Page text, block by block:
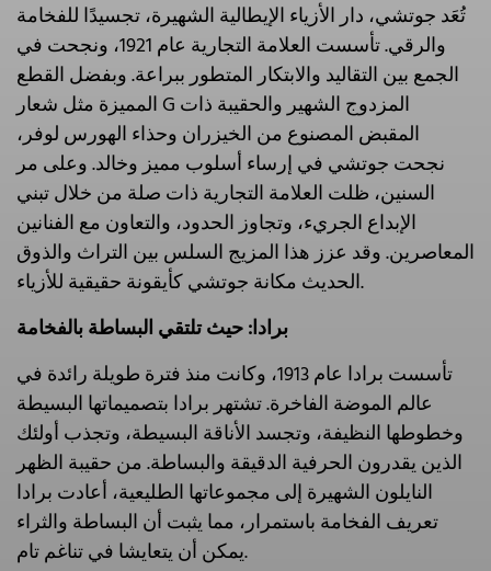
تُعَد جوتشي، دار الأزياء الإيطالية الشهيرة، تجسيدًا للفخامة
والرقي. تأسست العلامة التجارية عام 1921، ونجحت في
الجمع بين التقاليد والابتكار المتطور ببراعة. وبفضل القطع
المميزة مثل شعار G المزدوج الشهير والحقيبة ذات
المقبض المصنوع من الخيزران وحذاء الهورس لوفر،
نجحت جوتشي في إرساء أسلوب مميز وخالد. وعلى مر
السنين، ظلت العلامة التجارية ذات صلة من خلال تبني
الإبداع الجريء، وتجاوز الحدود، والتعاون مع الفنانين
المعاصرين. وقد عزز هذا المزيج السلس بين التراث والذوق
الحديث مكانة جوتشي كأيقونة حقيقية للأزياء.
برادا: حيث تلتقي البساطة بالفخامة
تأسست برادا عام 1913، وكانت منذ فترة طويلة رائدة في
عالم الموضة الفاخرة. تشتهر برادا بتصميماتها البسيطة
وخطوطها النظيفة، وتجسد الأناقة البسيطة، وتجذب أولئك
الذين يقدرون الحرفية الدقيقة والبساطة. من حقيبة الظهر
النايلون الشهيرة إلى مجموعاتها الطليعية، أعادت برادا
تعريف الفخامة باستمرار، مما يثبت أن البساطة والثراء
يمكن أن يتعايشا في تناغم تام.